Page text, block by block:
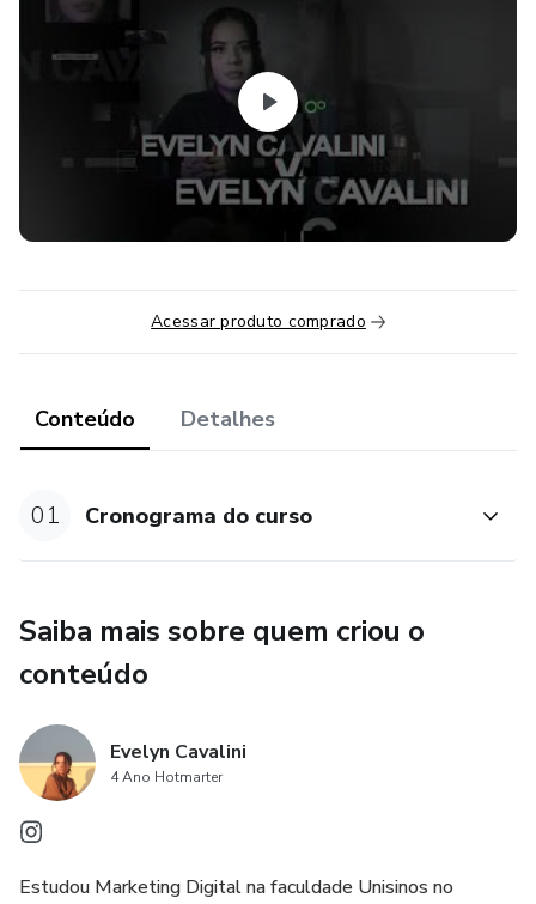
Acessar produto comprado
Conteúdo Detalhes
01 Cronograma do curso
Saiba mais sobre quem criou o
conteúdo
Evelyn Cavalini
4 Ano Hotmarter
Estudou Marketing Digital na faculdade Unisinos no